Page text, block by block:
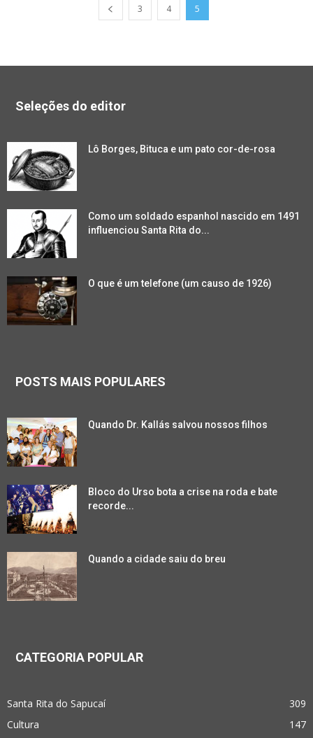
3 4 5
Seleções do editor
Lô Borges, Bituca e um pato cor-de-rosa
Como um soldado espanhol nascido em 1491
influenciou Santa Rita do...
O que é um telefone (um causo de 1926)
POSTS MAIS POPULARES
Quando Dr. Kallás salvou nossos filhos
Bloco do Urso bota a crise na roda e bate
recorde...
Quando a cidade saiu do breu
CATEGORIA POPULAR
Santa Rita do Sapucaí
309
Cultura
147